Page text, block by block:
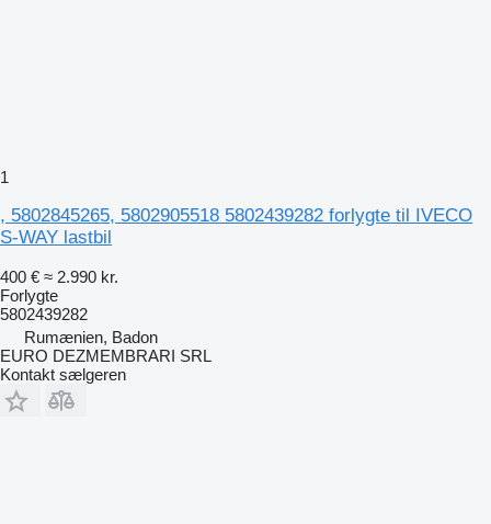
1
, 5802845265, 5802905518 5802439282 forlygte til IVECO
S-WAY lastbil
400 € ≈ 2.990 kr.
Forlygte
5802439282
Rumænien, Badon
EURO DEZMEMBRARI SRL
Kontakt sælgeren